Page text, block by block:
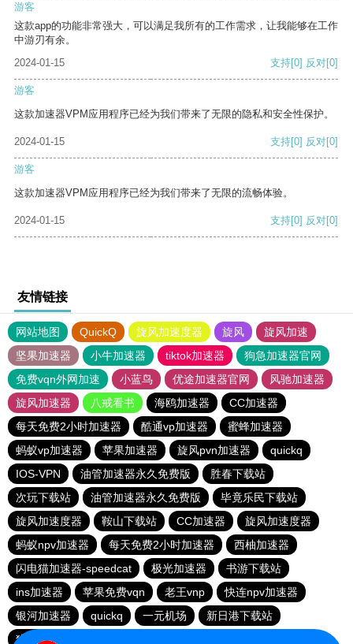
游客
这款app的功能非常强大，可以满足我所有的工作需求，让我能够在工作
中游刃有余。
2024-01-15
支持[0] 反对[0]
游客
这款加速器VPM应用程序已经为我们带来了无限的隐私和安全性保护。
2024-01-15 支持[0] 反对[0]
游客
这款加速器VPM应用程序已经为我们带来了无限的流畅体验。
2024-01-15 支持[0] 反对[0]
友情链接
网站地图 QuickQ 旋风加速度器 旋风
旋风加速
坚果加速器
小牛加速器 tiktok加速器
狗急加速器官网
免费vqn外网加速
小蓝鸟 优途加速器官网
风驰加速器
旋风加速器
八戒看书 海鸥加速器
CC加速器
每天免费2小时加速器
酷通vp加速器
蜜蜂加速器
蚂蚁vp加速器
苹果加速器 旋风pvn加速器
quickq
IOS-VPN
油管加速器永久免费版
胜春下载站
次玩下载站
油管加速器永久免费版
毕竟乐民下载站
旋风加速度器
鞍山下载站 CC加速器
旋风加速度器
蚂蚁npv加速器
每天免费2小时加速器
西柚加速器
闪电猫加速器-speedcat
极光加速器
书游下载站
ins加速器
苹果免费vqn 老王vnp
快连npv加速器
银河加速器
quickq 一元机场
新日港下载站
猎豹加速器